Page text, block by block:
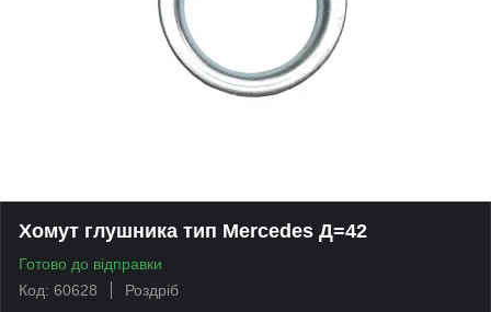
Хомут глушника тип Mercedes Д=42
Готово до відправки
Код: 60628
Роздріб